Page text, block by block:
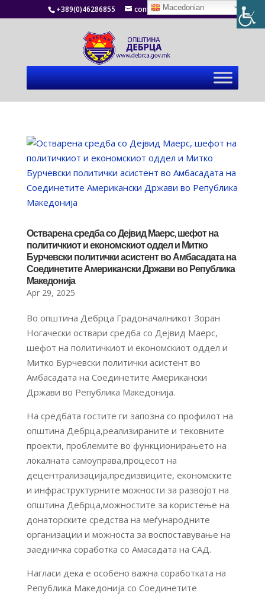
+389(0)46286855 contact@debrca.gov.mk
Остварена средба со Дејвид Маерс, шефот на
политичкиот и економскиот оддел и Митко
Бурчевски политички асистент во Амбасадата на
Соединетите Американски Држави во Република
Македонија
Apr 29, 2025
Во општина Дебрца Градоначалникот Зоран
Ногачески оствари средба со Дејвид Маерс,
шефот на политичкиот и економскиот оддел и
Митко Бурчевски политички асистент во
Амбасадата на Соединетите Американски
Држави во Република Македонија.
На средбата гостите ги запозна со профилот на
општина Дебрца,реализираните и тековните
проекти, проблемите во функционирањето на
локалната самоуправа,процесот на
децентрализација,предизвиците, економските
и инфраструктурните можности за развојот на
општина Дебрца,можностите за користење на
донаторските средства на меѓународните
организации и можноста за воспоставување на
заедничка соработка со Амасадата на САД.
Нагласи дека е особено важна соработката на
Република Македонија со Соединетите
Macedonian